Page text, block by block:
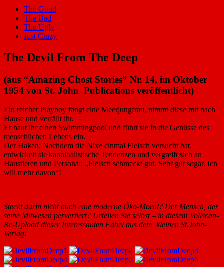
The Good
The Bad
The Ugly
Just Crazy
The Devil From The Deep
(aus “Amazing Ghost Stories” Nr. 14, im Oktober
1954 von St. John Publications veröffentlicht)
Ein reicher Playboy fängt eine Meerjungfrau, nimmt diese mit nach
Hause und verfällt ihr.
Er baut ihr einen Swimmingpool und führt sie in die Genüsse des
menschlichen Lebens ein.
Der Haken: Nachdem die Nixe einmal Fleisch versucht hat,
entwickelt sie kannibalistische Tendenzen und vergreift sich an
Haustieren und Personal: „Fleisch schmeckt gut. Sehr gut sogar. Ich
will mehr davon“!
Steckt darin nicht auch eine moderne Öko-Moral? Der Mensch, der
seine Mitwesen pervertiert? Urteilen Sie selbst – in diesem Vollscan-
Re-Upload dieser Interessanten Fabel aus dem kleinen St.John-
Verlag: